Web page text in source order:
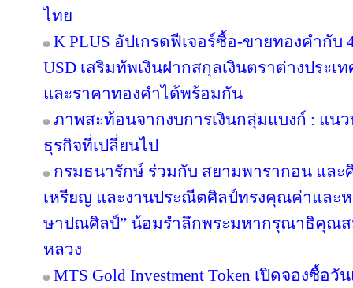
ไทย
K PLUS อัปเกรดฟีเจอร์ซื้อ-ขายทองคำกับ
USD เสริมทัพเงินฝากสกุลเงินตราต่างประเ
และราคาทองคำได้พร้อมกัน
ภาพสะท้อนจากงบการเงินกลุ่มแบงก์ : แ
ธุรกิจที่เปลี่ยนไป
กรมธนารักษ์ ร่วมกับ สยามพารากอน แล
เหรียญ และงานประณีตศิลป์ทรงคุณค่าและ
ษาปณศิลป์” น้อมรำลึกพระมหากรุณาธิคุณ
หลวง
MTS Gold Investment Token เปิดจองซื้อ